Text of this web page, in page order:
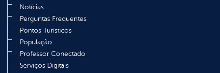
Notícias
Perguntas Frequentes
Pontos Turísticos
População
Professor Conectado
Serviços Digitais